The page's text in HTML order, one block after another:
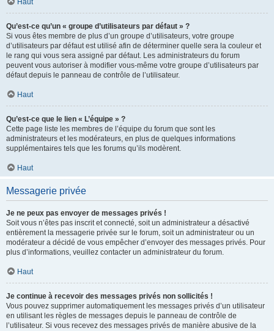
Haut
Qu’est-ce qu’un « groupe d’utilisateurs par défaut » ?
Si vous êtes membre de plus d’un groupe d’utilisateurs, votre groupe
d’utilisateurs par défaut est utilisé afin de déterminer quelle sera la couleur et
le rang qui vous sera assigné par défaut. Les administrateurs du forum
peuvent vous autoriser à modifier vous-même votre groupe d’utilisateurs par
défaut depuis le panneau de contrôle de l’utilisateur.
Haut
Qu’est-ce que le lien « L’équipe » ?
Cette page liste les membres de l’équipe du forum que sont les
administrateurs et les modérateurs, en plus de quelques informations
supplémentaires tels que les forums qu’ils modèrent.
Haut
Messagerie privée
Je ne peux pas envoyer de messages privés !
Soit vous n’êtes pas inscrit et connecté, soit un administrateur a désactivé
entièrement la messagerie privée sur le forum, soit un administrateur ou un
modérateur a décidé de vous empêcher d’envoyer des messages privés. Pour
plus d’informations, veuillez contacter un administrateur du forum.
Haut
Je continue à recevoir des messages privés non sollicités !
Vous pouvez supprimer automatiquement les messages privés d’un utilisateur
en utilisant les règles de messages depuis le panneau de contrôle de
l’utilisateur. Si vous recevez des messages privés de manière abusive de la